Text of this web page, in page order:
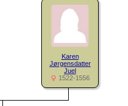
Karen
Jørgensdatter
Juel
1522-1556